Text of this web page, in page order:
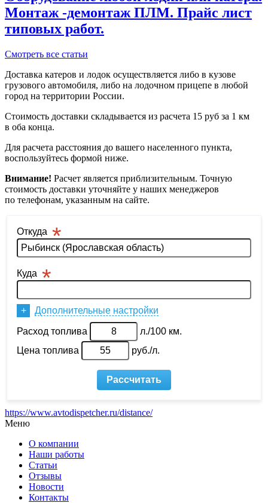
Монтаж -демонтаж ПЛМ. Прайс лист
типовых работ.
Смотреть все статьи
Доставка катеров и лодок осуществляется либо в кузове
грузового автомобиля, либо на лодочном прицепе в любой
город на территории России.
Стоимость доставки складывается из расчета 15 руб за 1 км
в оба конца.
Для расчета расстояния до вашего населенного пункта,
воспользуйтесь формой ниже.
Внимание! Расчет является приблизительным. Точную
стоимость доставки уточняйте у наших менеджеров
по телефонам, указанным на сайте.
https://www.avtodispetcher.ru/distance/
Меню
О компании
Наши работы
Статьи
Отзывы
Новости
Контакты